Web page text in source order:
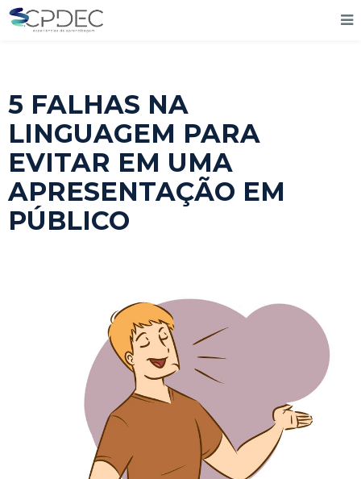
5 FALHAS NA
LINGUAGEM PARA
EVITAR EM UMA
APRESENTAÇÃO EM
PÚBLICO